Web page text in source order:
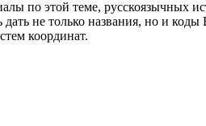
по этой теме, русскоязычных
не только названия, но и
координат.